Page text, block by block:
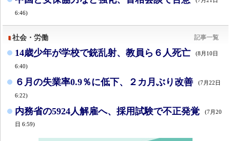
6:46)
社会・労働 記事一覧
14歳少年が学校で銃乱射、教員ら６人死亡 (8月10日
6:40)
６月の失業率0.9％に低下、２カ月ぶり改善 (7月22日
6:22)
内務省の5924人解雇へ、採用試験で不正発覚
(7月20
日 6:59)